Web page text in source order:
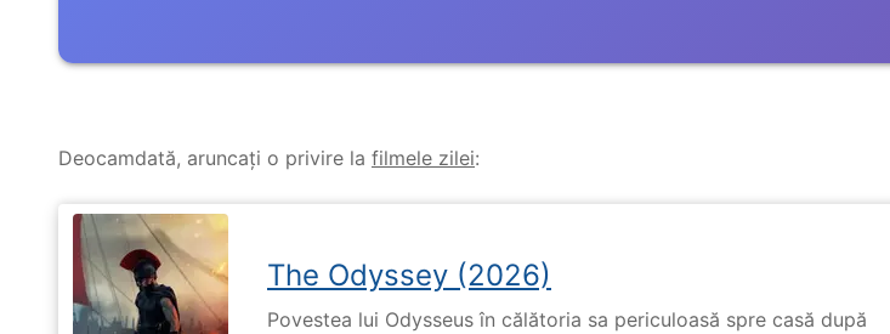
Deocamdată, aruncați o privire la filmele zilei:
The Odyssey (2026)
Povestea lui Odysseus în călătoria sa periculoasă spre casă după